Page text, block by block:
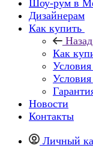
Шоу-рум в
Дизайнерам
Как купить
Назад
Как
Условия
Новости
Контакты
Личный